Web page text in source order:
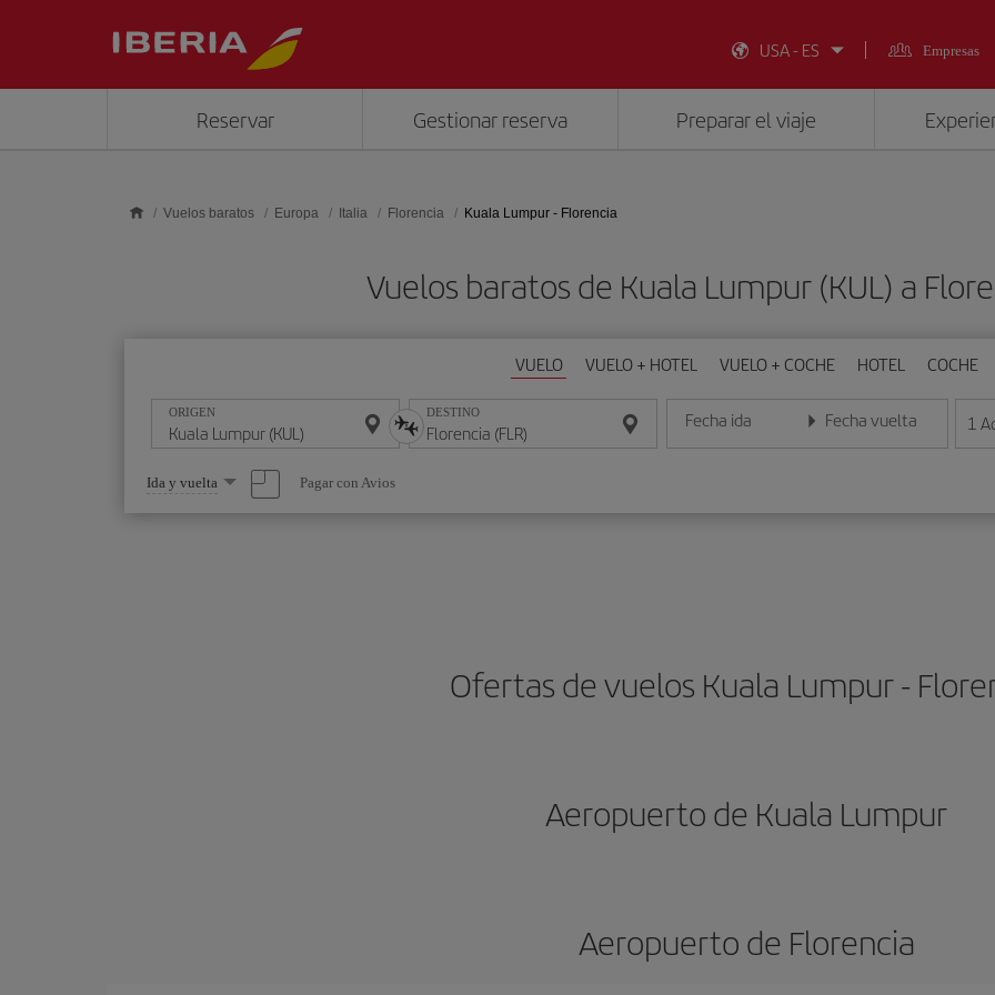
USA - ES
Empresas
Reservar Gestionar reserva Preparar el viaje
Vuelos baratos Europa Italia Florencia Kuala Lumpur - Florencia
Vuelos baratos de Kuala Lumpur (KUL) a
VUELO VUELO + HOTEL VUELO + COCHE HOTEL COCHE
ORIGEN DESTINO Fecha ida
Introduce la fecha en formato día/mes/año
Fecha vuelta
Introduce la fecha en 1
Seleccione
una
opción
Ida y vuelta Pagar con Avios
Ofertas de vuelos Kuala Lumpur -
Aeropuerto de Kuala Lumpur
Aeropuerto de Florencia